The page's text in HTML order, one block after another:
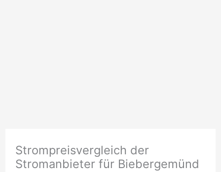
Strompreisvergleich der
Stromanbieter für Biebergemünd